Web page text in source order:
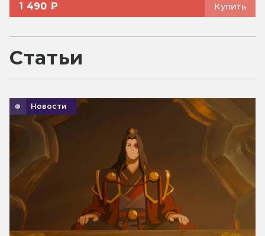
1 490 ₽ Купить
Статьи
Новости